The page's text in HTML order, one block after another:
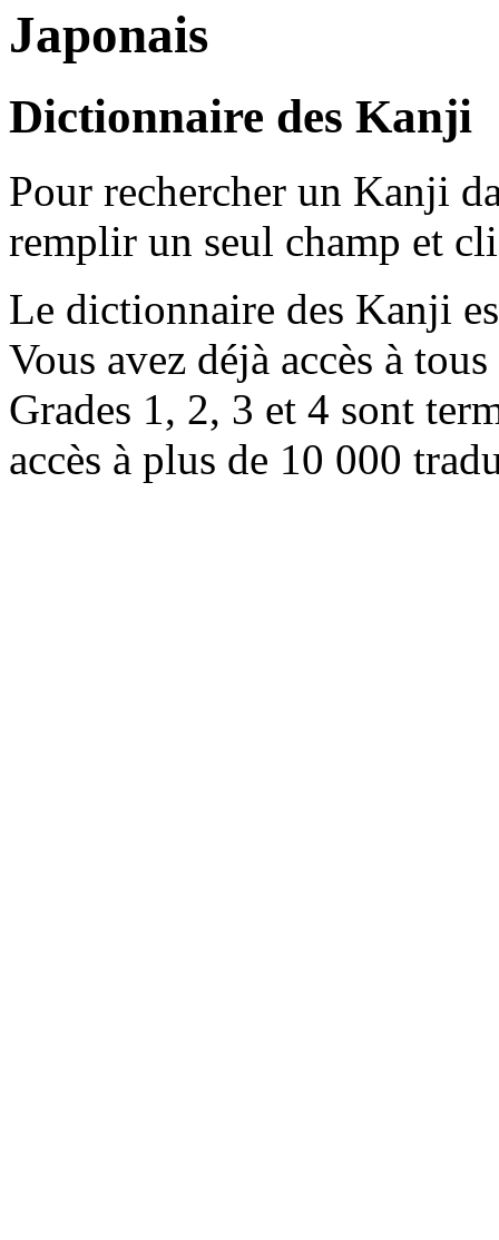
Japonais
Dictionnaire des Kanji
Pour rechercher un Kanji
remplir un seul champ et
Le dictionnaire des Kanji
Vous avez déjà accès à
Grades 1, 2, 3 et 4 sont
accès à plus de 10 000